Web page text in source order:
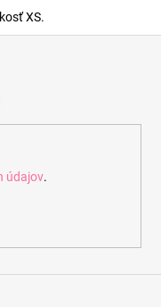
XS.
údajov.